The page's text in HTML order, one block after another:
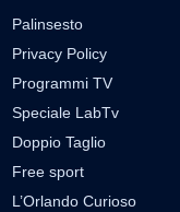
Palinsesto
Privacy Policy
Programmi TV
Speciale LabTv
Doppio Taglio
Free sport
L’Orlando Curioso